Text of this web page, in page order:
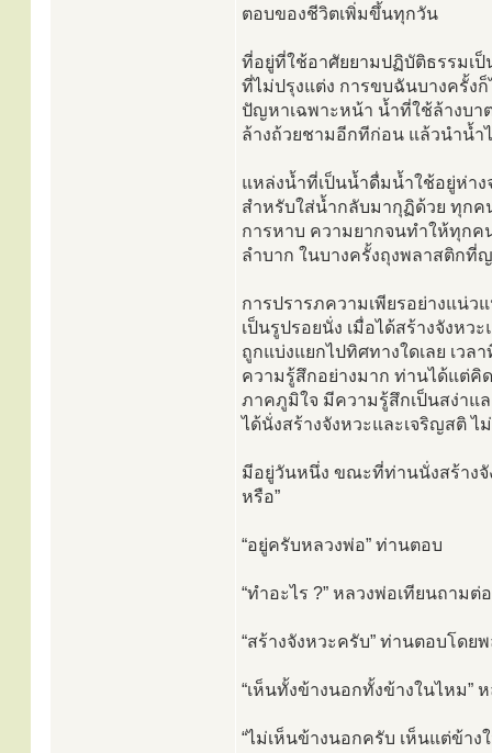
ตอบของชีวิตเพิ่มขึ้นทุกวัน
ที่อยู่ที่ใช้อาศัยยามปฏิบัติธรรมเป็
ที่ไม่ปรุงแต่ง การขบฉันบางครั้ง
ปัญหาเฉพาะหน้า น้ำที่ใช้ล้างบา
ล้างถ้วยชามอีกทีก่อน แล้วนำน้ำ
แหล่งน้ำที่เป็นน้ำดื่มน้ำใช้อยู่ห่า
สำหรับใส่น้ำกลับมากุฏิด้วย ทุกค
การหาบ ความยากจนทำให้ทุก
ลำบาก ในบางครั้งถุงพลาสติกที่
การปรารภความเพียรอย่างแน่
เป็นรูปรอยนั่ง เมื่อได้สร้างจังห
ถูกแบ่งแยกไปทิศทางใดเลย เว
ความรู้สึกอย่างมาก ท่านได้แต่คิ
ภาคภูมิใจ มีความรู้สึกเป็นสง่าแล
ได้นั่งสร้างจังหวะและเจริญสติ
มีอยู่วันหนึ่ง ขณะที่ท่านนั่งสร้างจั
หรือ”
“อยู่ครับหลวงพ่อ” ท่านตอบ
“ทำอะไร ?” หลวงพ่อเทียนถามต่อ
“สร้างจังหวะครับ” ท่านตอบโดย
“เห็นทั้งข้างนอกทั้งข้างในไหม”
“ไม่เห็นข้างนอกครับ เห็นแต่ข้าง